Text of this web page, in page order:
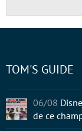
TOM'S GUIDE
06/08
de ce